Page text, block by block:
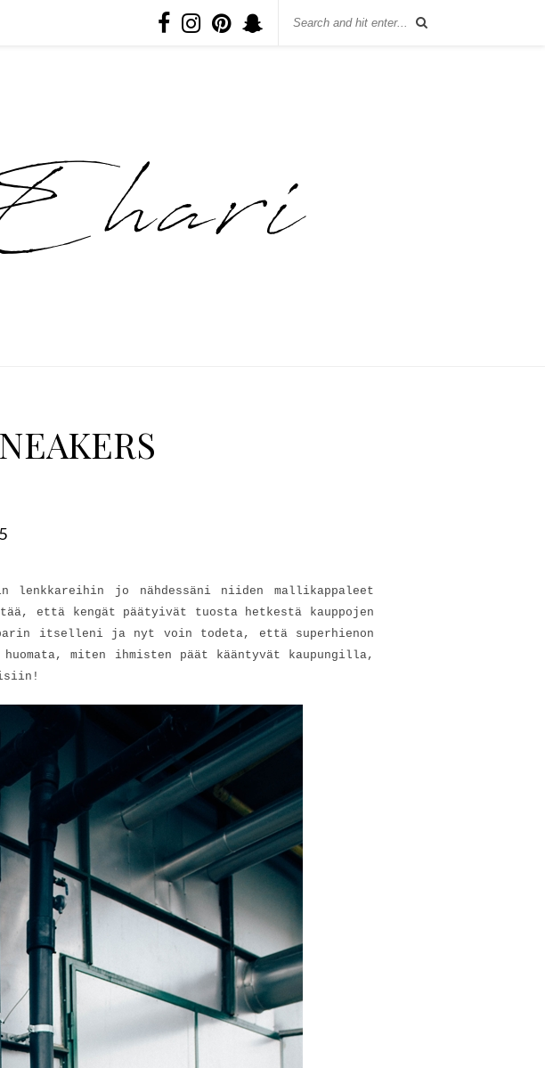
5
lenkkareihin jo nähdessäni niiden mallikappaleet
että kengät päätyivät tuosta hetkestä kauppojen
itselleni ja nyt voin todeta, että superhienon
miten ihmisten päät kääntyvät kaupungilla,